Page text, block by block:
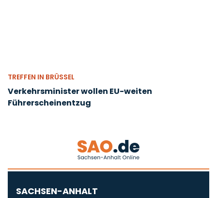
TREFFEN IN BRÜSSEL
Verkehrsminister wollen EU-weiten
Führerscheinentzug
SACHSEN-ANHALT